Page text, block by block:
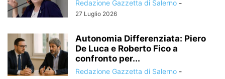
Redazione Gazzetta di Salerno -
27 Luglio 2026
Autonomia Differenziata: Piero
De Luca e Roberto Fico a
confronto per...
Redazione Gazzetta di Salerno -